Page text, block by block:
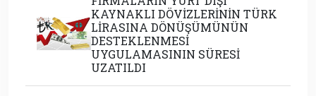
KAYNAKLI DÖVİZLERİNİN TÜRK
LİRASINA DÖNÜŞÜMÜNÜN
DESTEKLENMESİ
UYGULAMASININ SÜRESİ
UZATILDI